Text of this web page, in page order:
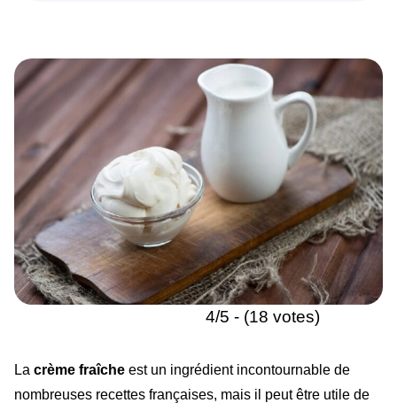
4/5 - (18 votes)
La crème fraîche est un ingrédient incontournable de
nombreuses recettes françaises, mais il peut être utile de